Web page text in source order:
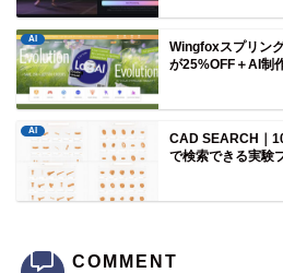
AI
Wingfoxスプリン
が25%OFF＋AI制
AI
CAD SEARCH｜
で検索できる実験
COMMENT